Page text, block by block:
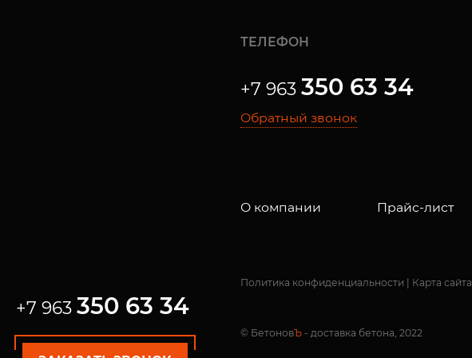
+7 963 350 63 34
ТЕЛЕФОН
+7 963350 63 34
Обратный звонок
О компании Прайс-лист
Политика конфиденциальности | Карта сайта
© БетоновЪ - доставка бетона, 2022